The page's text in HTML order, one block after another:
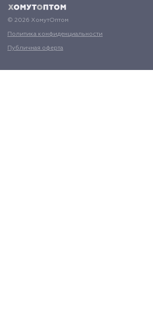
© 2026 ХомутОптом
Политика конфиденциальности
Публичная оферта